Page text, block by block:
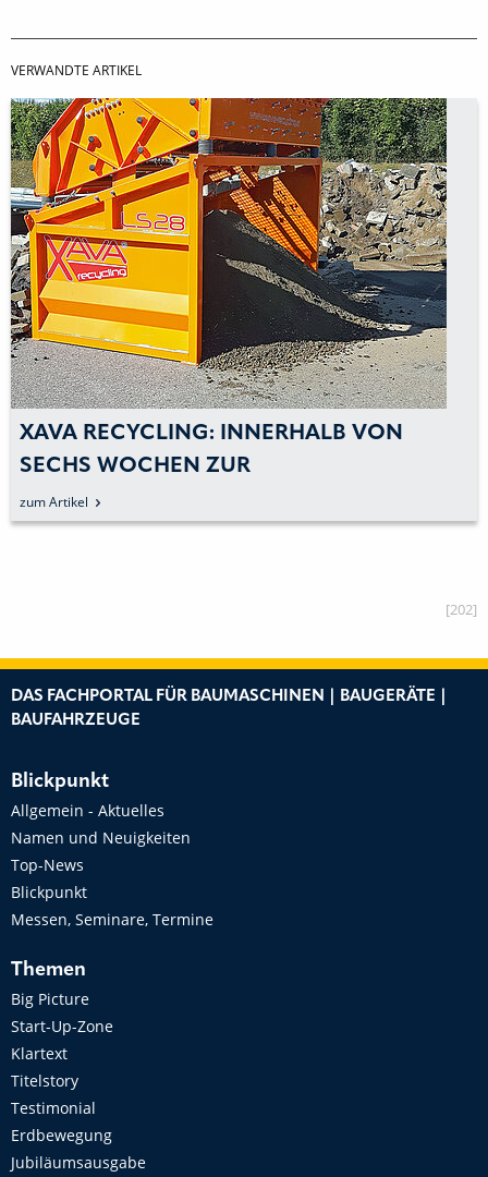
VERWANDTE ARTIKEL
RECYCLING: INNERHALB VON
WOCHEN ZUR
SIEBANLAGE
Artikel
[202]
DAS FACHPORTAL FÜR BAUMASCHINEN | BAUGERÄTE |
BAUFAHRZEUGE
Blickpunkt
Allgemein - Aktuelles
Namen und Neuigkeiten
Top-News
Blickpunkt
Messen, Seminare, Termine
Themen
Big Picture
Start-Up-Zone
Klartext
Titelstory
Testimonial
Erdbewegung
Jubiläumsausgabe